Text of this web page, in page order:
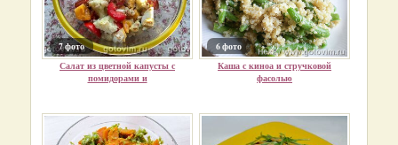
7 фото
Салат из цветной капусты с
помидорами и
6 фото
Каша с киноа и стручковой
фасолью